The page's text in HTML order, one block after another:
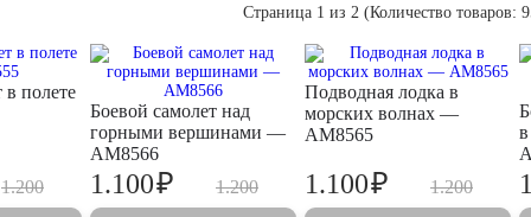
Страница 1 из 2 (Количество товаров:
в полете
1.200
Боевой самолет над
горными вершинами —
AM8566
1.200
1.100₽
Подводная лодка в
морских волнах —
AM8565
1.200
1.100₽